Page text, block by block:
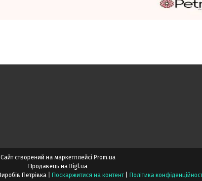
Сайт створений на маркетплейсі Prom.ua
Продавець на Bigl.ua
Поскаржитися на контент
Політика